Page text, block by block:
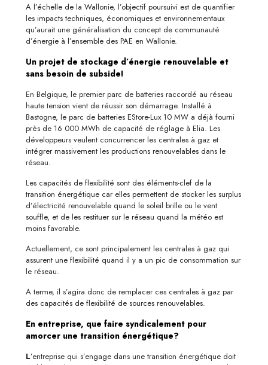
A l’échelle de la Wallonie, l’objectif poursuivi est de quantifier
les impacts techniques, économiques et environnementaux
qu’aurait une généralisation du concept de communauté
d’énergie à l’ensemble des PAE en Wallonie.
Un projet de stockage d’énergie renouvelable et
sans besoin de subside!
En Belgique, le premier parc de batteries raccordé au réseau
haute tension vient de réussir son démarrage. Installé à
Bastogne, le parc de batteries EStore-Lux 10 MW a déjà fourni
près de 16 000 MWh de capacité de réglage à Elia. Les
développeurs veulent concurrencer les centrales à gaz et
intégrer massivement les productions renouvelables dans le
réseau.
Les capacités de flexibilité sont des éléments-clef de la
transition énergétique car elles permettent de stocker les surplus
d’électricité renouvelable quand le soleil brille ou le vent
souffle, et de les restituer sur le réseau quand la météo est
moins favorable.
Actuellement, ce sont principalement les centrales à gaz qui
assurent une flexibilité quand il y a un pic de consommation sur
le réseau.
A terme, il s’agira donc de remplacer ces centrales à gaz par
des capacités de flexibilité de sources renouvelables.
En entreprise, que faire syndicalement pour
amorcer une transition énergétique?
L’entreprise qui s’engage dans une transition énergétique doit